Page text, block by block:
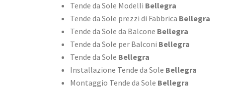
Tende da Sole Modelli Bellegra
Tende da Sole prezzi di Fabbrica Bellegra
Tende da Sole da Balcone Bellegra
Tende da Sole per Balconi Bellegra
Tende da Sole Bellegra
Installazione Tende da Sole Bellegra
Montaggio Tende da Sole Bellegra